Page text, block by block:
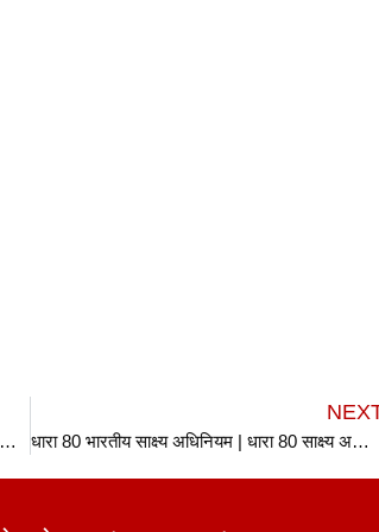
| धारा 78 साक्ष्य अधिनियम| Section 78 Indian Evidence Act in hindi धारा 80 भारतीय साक्ष्य अधिनियम | धारा 80 साक्ष्य अधिनियम| Section 80 Indian Evidence Act in hindi